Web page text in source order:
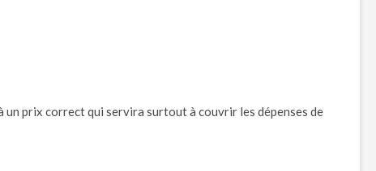
prix correct qui servira surtout à couvrir les dépenses de